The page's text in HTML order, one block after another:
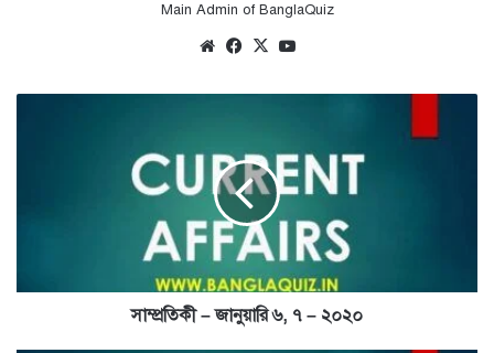
Main Admin of BanglaQuiz
WebsiteFacebook
X
সাম্প্রতিকী – জানুয়ারি ৬, ৭ – ২০২০